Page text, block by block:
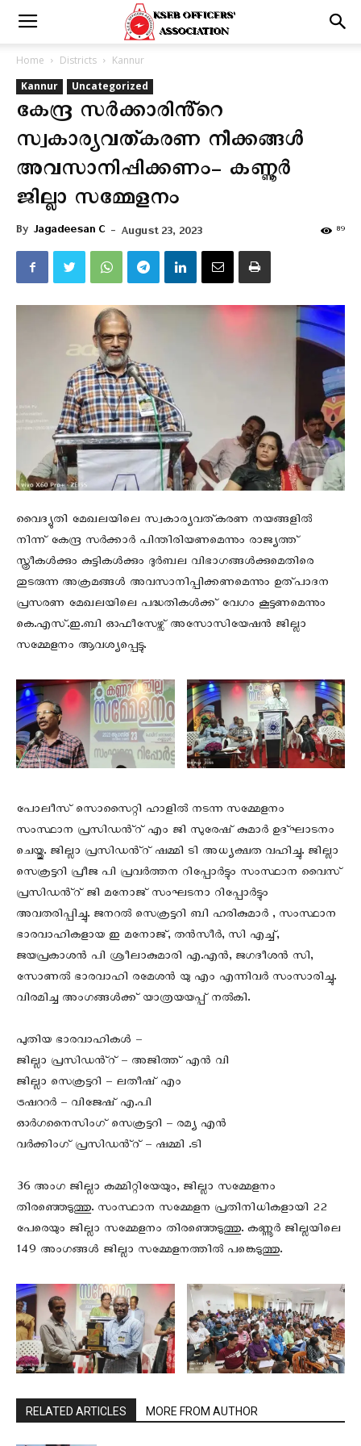
Home Districts
Kannur
Kannur
Uncategorized
കേന്ദ്ര സർക്കാരിൻ്റെ
സ്വകാര്യവത്കരണ നീക്കങ്ങൾ
അവസാനിപ്പിക്കണം- കണ്ണൂർ
ജില്ലാ സമ്മേളനം
By Jagadeesan C - August 23, 2023 89
വൈദ്യുതി മേഖലയിലെ സ്വകാര്യവത്കരണ നയങ്ങളിൽ
നിന്ന് കേന്ദ്ര സർക്കാർ പിന്തിരിയണമെന്നും രാജ്യത്ത്
സ്ത്രീകൾക്കും കുട്ടികൾക്കും ദുർബല വിഭാഗങ്ങൾക്കുമെതിരെ
തുടരുന്ന അക്രമങ്ങൾ അവസാനിപ്പിക്കണമെന്നും ഉത്പാദന
പ്രസരണ മേഖലയിലെ പദ്ധതികൾക്ക് വേഗം കൂട്ടണമെന്നും
കെ.എസ്.ഇ.ബി ഓഫീസേഴ്സ് അസോസിയേഷൻ ജില്ലാ
സമ്മേളനം ആവശ്യപ്പെട്ടു.
പോലീസ് സൊസൈറ്റി ഹാളിൽ നടന്ന സമ്മേളനം
സംസ്ഥാന പ്രസിഡൻ്റ് എം ജി സുരേഷ് കുമാർ ഉദ്ഘാടനം
ചെയ്തു. ജില്ലാ പ്രസിഡൻ്റ് ഷമ്മി ടി അധ്യക്ഷത വഹിച്ചു. ജില്ലാ
സെക്രട്ടറി പ്രീജ പി പ്രവർത്തന റിപ്പോർട്ടും സംസ്ഥാന വൈസ്
പ്രസിഡൻ്റ് ജി മനോജ് സംഘടനാ റിപ്പോർട്ടും
അവതരിപ്പിച്ചു. ജനറൽ സെക്രട്ടറി ബി ഹരികുമാർ , സംസ്ഥാന
ഭാരവാഹികളായ ഇ മനോജ്, തൻസീർ, സി എച്ച്,
ജയപ്രകാശൻ പി ശ്രീലാകുമാരി എ.എൻ, ജഗദീശൻ സി,
സോണൽ ഭാരവാഹി രമേശൻ യു എം എന്നിവർ സംസാരിച്ചു.
വിരമിച്ച അംഗങ്ങൾക്ക് യാത്രയയപ്പ് നൽകി.
പുതിയ ഭാരവാഹികൾ –
ജില്ലാ പ്രസിഡൻ്റ് – അജിത്ത് എൻ വി
ജില്ലാ സെക്രട്ടറി – ലതീഷ് എം
ട്രഷററർ – വിജേഷ് എ.പി
ഓർഗനൈസിംഗ് സെക്രട്ടറി – രമ്യ എൻ
വർക്കിംഗ് പ്രസിഡൻ്റ് – ഷമ്മി .ടി
36 അംഗ ജില്ലാ കമ്മിറ്റിയേയും, ജില്ലാ സമ്മേളനം
തിരഞ്ഞെടുത്തു. സംസ്ഥാന സമ്മേളന പ്രതിനിധികളായി 22
പേരെയും ജില്ലാ സമ്മേളനം തിരഞ്ഞെടുത്തു. കണ്ണൂർ ജില്ലയിലെ
149 അംഗങ്ങൾ ജില്ലാ സമ്മേളനത്തിൽ പങ്കെടുത്തു.
RELATED ARTICLES MORE FROM AUTHOR